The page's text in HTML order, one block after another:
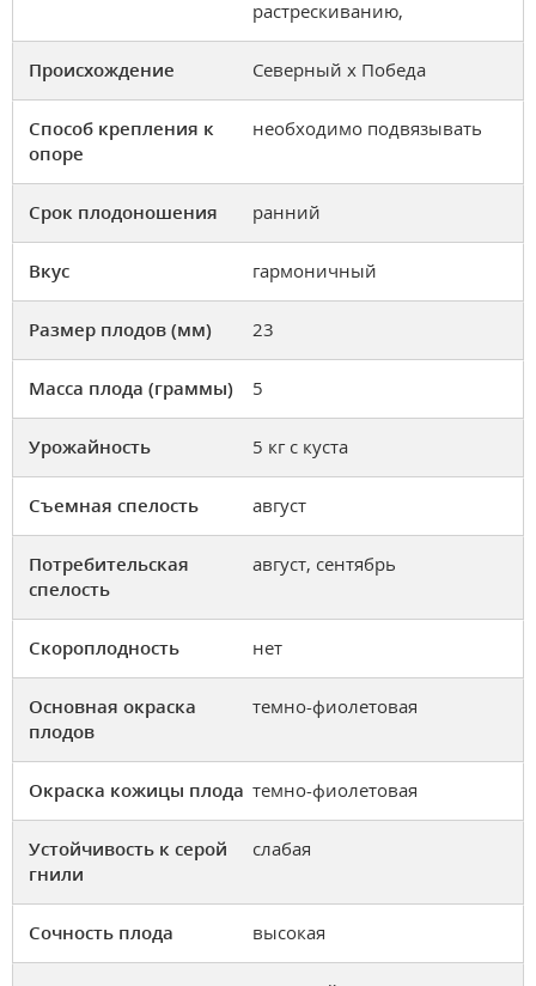
растрескиванию,
Происхождение Северный х Победа
Способ крепления к
опоре
необходимо подвязывать
Срок плодоношения ранний
Вкус гармоничный
Размер плодов (мм) 23
Масса плода (граммы) 5
Урожайность 5 кг с куста
Съемная спелость август
Потребительская
спелость
август, сентябрь
Скороплодность нет
Основная окраска
плодов
темно-фиолетовая
Окраска кожицы плода темно-фиолетовая
Устойчивость к серой
гнили
слабая
Сочность плода высокая